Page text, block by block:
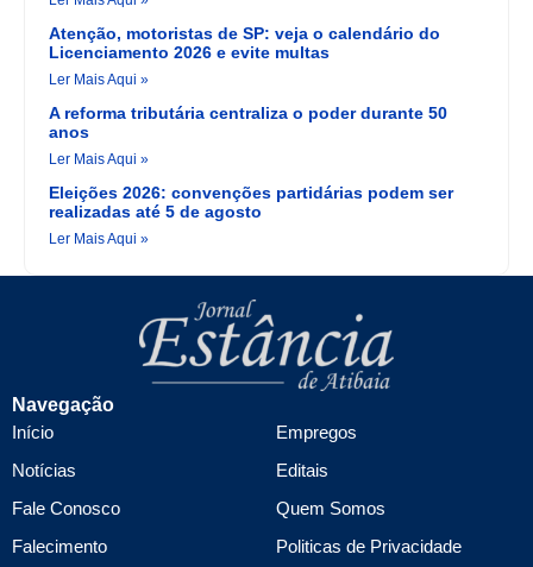
Atenção, motoristas de SP: veja o calendário do
Licenciamento 2026 e evite multas
Ler Mais Aqui »
A reforma tributária centraliza o poder durante 50
anos
Ler Mais Aqui »
Eleições 2026: convenções partidárias podem ser
realizadas até 5 de agosto
Ler Mais Aqui »
Navegação
Início
Notícias
Fale Conosco
Falecimento
Empregos
Editais
Quem Somos
Politicas de Privacidade